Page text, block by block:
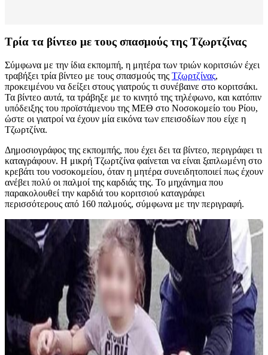
Τρία τα βίντεο με τους σπασμούς της Τζωρτζίνας
Σύμφωνα με την ίδια εκπομπή, η μητέρα των τριών κοριτσιών έχει
τραβήξει τρία βίντεο με τους σπασμούς της Τζωρτζίνας,
προκειμένου να δείξει στους γιατρούς τι συνέβαινε στο κοριτσάκι.
Τα βίντεο αυτά, τα τράβηξε με το κινητό της τηλέφωνο, και κατόπιν
υπόδειξης του προϊστάμενου της ΜΕΘ στο Νοσοκομείο του Ρίου,
ώστε οι γιατροί να έχουν μία εικόνα των επεισοδίων που είχε η
Τζωρτζίνα.
Δημοσιογράφος της εκπομπής, που έχει δει τα βίντεο, περιγράφει τι
καταγράφουν. Η μικρή Τζωρτζίνα φαίνεται να είναι ξαπλωμένη στο
κρεβάτι του νοσοκομείου, όταν η μητέρα συνειδητοποιεί πως έχουν
ανέβει πολύ οι παλμοί της καρδιάς της. Το μηχάνημα που
παρακολουθεί την καρδιά του κοριτσιού καταγράφει
περισσότερους από 160 παλμούς, σύμφωνα με την περιγραφή.